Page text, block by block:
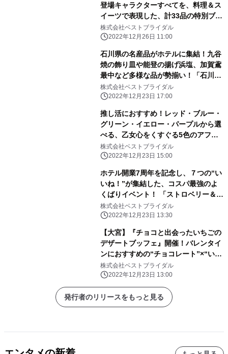
登場キャラクターすべてを、料理＆ス
イーツで表現した、計33品の特別ブッ
フェ 『STRINGS ジェリクルブッフ
ェ』期間限定開催
株式会社ベストブライダル
2022年12月26日 11:00
石川県の名産品がホテルに集結！九谷
焼の飾り皿や能登の揚げ浜塩、加賀鳶
最中など多様な品が勢揃い！「石川県
観光物産展 in STRINGS」開催
株式会社ベストブライダル
2022年12月23日 17:00
推し活におすすめ！レッド・ブルー・
グリーン・イエロー・パープルから選
べる、乙女心をくすぐる5色のアフタ
ヌーンティー！ 『プリンセス ティア
ラ アフタヌーンティー』期間限定販売
株式会社ベストブライダル
2022年12月23日 15:00
ホテル開業7周年を記念し、７つの“い
いね！”が集結した、コスパ最強のよ
くばりイベント！ 「ストロベリー＆チ
ョコレート スイーツブッフェ～恋する
パリ7区～」開催
株式会社ベストブライダル
2022年12月23日 13:30
【大宮】『チョコと出会ったいちごの
デザートブッフェ』開催！バレンタイ
ンにおすすめの“チョコレート”×“いち
ご”の最強コラボレーション
株式会社ベストブライダル
2022年12月23日 13:00
発行者のリリースをもっと見る